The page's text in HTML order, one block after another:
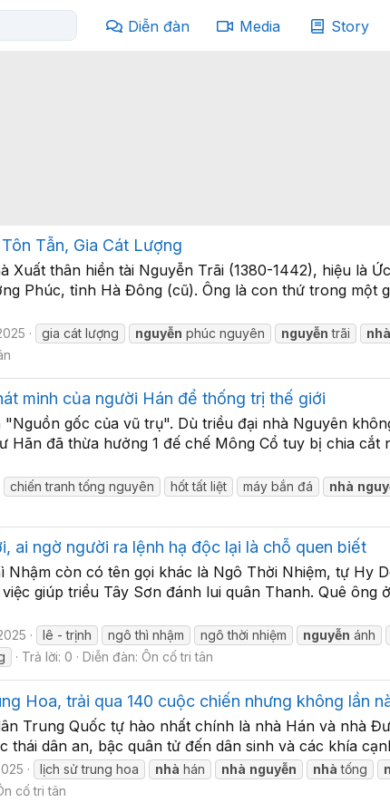
Diễn đàn Media Story
Tẫn, Gia Cát Lượng
thân hiền tài Nguyễn Trãi (1380-1442), hiệu là
Phúc, tỉnh Hà Đông (cũ). Ông là con thứ trong
gia cát lượng nguyễn phúc nguyên nguyễn trãi nhà
minh của người Hán để thống trị thế giới
gốc của vũ trụ". Dù triều đại nhà Nguyên
Hãn đã thừa hưởng 1 đế chế Mông Cổ tuy bị chia
chiến tranh tống nguyên hốt tất liệt máy bắn đá nhà
ai ngờ người ra lệnh hạ độc lại là chỗ quen biết
Nhậm còn có tên gọi khác là Ngô Thời Nhiệm, tự Hy
giúp triều Tây Sơn đánh lui quân Thanh. Quê ông
lê - trịnh ngô thì nhậm ngô thời nhiệm nguyễn ánh
Trả lời: 0 Diễn đàn: Ôn cố tri tân
Hoa, trải qua 140 cuộc chiến nhưng không lần
Trung Quốc tự hào nhất chính là nhà Hán và nhà
thái dân an, bậc quân tử đến dân sinh và các khía
lịch sử trung hoa nhà hán nhà nguyễn nhà tống
cố tri tân